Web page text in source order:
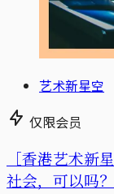
艺术新星空
仅限会员
［香港艺术新
社会，可以吗？